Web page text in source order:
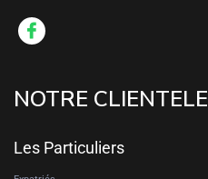
NOTRE CLIENTELE
Les Particuliers